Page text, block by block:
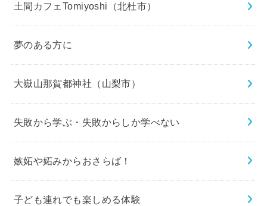
土間カフェTomiyoshi（北杜市）
夢のある方に
大嶽山那賀都神社（山梨市）
失敗から学ぶ・失敗からしか学べない
嫉妬や妬みからおさらば！
子ども連れでも楽しめる体験